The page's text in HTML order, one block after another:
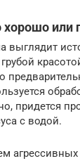
или
выглядит
придется
с водой.